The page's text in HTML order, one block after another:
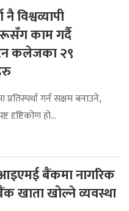
विश्वव्यापी
काम गर्दै
कलेजका २९
गर्न सक्षम बनाउने,
दृष्टिकोण हो...
बैंकमा नागरिक
खाता खोल्ने व्यवस्था